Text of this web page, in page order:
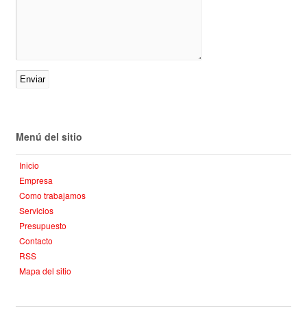
Menú del sitio
Inicio
Empresa
Como trabajamos
Servicios
Presupuesto
Contacto
RSS
Mapa del sitio